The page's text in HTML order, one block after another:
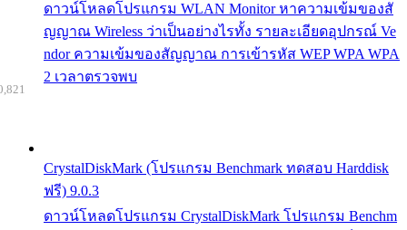
ดาวน์โหลดโปรแกรม WLAN Monitor หาความเข้มของสั
ญญาณ Wireless ว่าเป็นอย่างไรทั้ง รายละเอียดอุปกรณ์ Ve
ndor ความเข้มของสัญญาณ การเข้ารหัส WEP WPA WPA
2 เวลาตรวจพบ
CrystalDiskMark (โปรแกรม Benchmark ทดสอบ Harddisk
ฟรี) 9.0.3
ดาวน์โหลดโปรแกรม CrystalDiskMark โปรแกรม Benchm